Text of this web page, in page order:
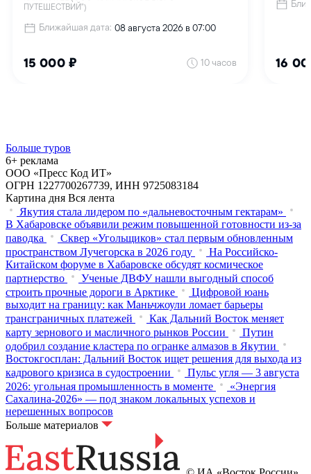
Больше туров
6+ реклама
ООО «Пресс Код ИТ»
ОГРН 1227700267739, ИНН 9725083184
Картина дня Вся лента
Якутия стала лидером по «дальневосточным гектарам»
В Хабаровске объявили режим повышенной готовности из‑за
паводка
Сквер «Угольщиков» стал первым обновленным
пространством Лучегорска в 2026 году
На Российско-
Китайском форуме в Хабаровске обсудят космическое
партнерство
Ученые ДВФУ нашли выгодный способ
строить прочные дороги в Арктике
Цифровой юань
выходит на границу: как Маньчжоули ломает барьеры
трансграничных платежей
Как Дальний Восток меняет
карту зернового и масличного рынков России
Путин
одобрил создание кластера по огранке алмазов в Якутии
Востокгосплан: Дальний Восток ищет решения для выхода из
кадрового кризиса в судостроении
Пульс угля — 3 августа
2026: угольная промышленность в моменте
«Энергия
Сахалина-2026» — под знаком локальных успехов и
нерешенных вопросов
Больше материалов